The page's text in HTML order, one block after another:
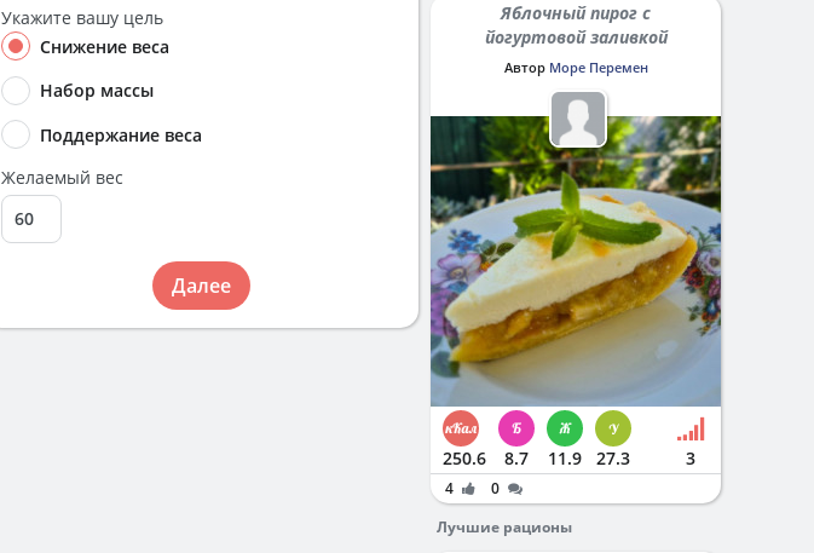
Укажите вашу цель
Снижение веса
Набор массы
Поддержание веса
Желаемый вес
Далее
Яблочный пирог с
йогуртовой заливкой
Автор Море Перемен
250.6 8.7 11.9 27.3 3
4
0
Лучшие рационы